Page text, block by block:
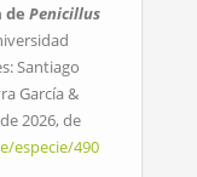
de Penicillus
Santiago
García &
2026, de
especie/490